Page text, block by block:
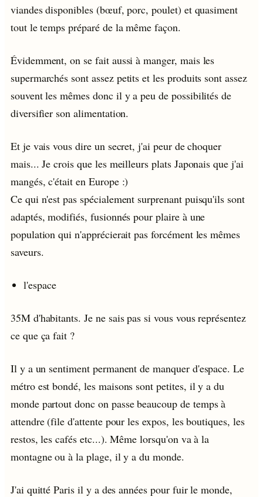
viandes disponibles (bœuf, porc, poulet) et quasiment
tout le temps préparé de la même façon.
Évidemment, on se fait aussi à manger, mais les
supermarchés sont assez petits et les produits sont assez
souvent les mêmes donc il y a peu de possibilités de
diversifier son alimentation.
Et je vais vous dire un secret, j'ai peur de choquer
mais... Je crois que les meilleurs plats Japonais que j'ai
mangés, c'était en Europe :)
Ce qui n'est pas spécialement surprenant puisqu'ils sont
adaptés, modifiés, fusionnés pour plaire à une
population qui n'apprécierait pas forcément les mêmes
saveurs.
l'espace
35M d'habitants. Je ne sais pas si vous vous représentez
ce que ça fait ?
Il y a un sentiment permanent de manquer d'espace. Le
métro est bondé, les maisons sont petites, il y a du
monde partout donc on passe beaucoup de temps à
attendre (file d'attente pour les expos, les boutiques, les
restos, les cafés etc...). Même lorsqu'on va à la
montagne ou à la plage, il y a du monde.
J'ai quitté Paris il y a des années pour fuir le monde,